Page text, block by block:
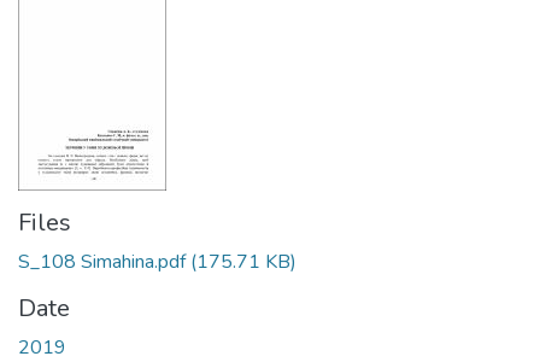
Files
S_108 Simahina.pdf(175.71 KB)
Date
2019